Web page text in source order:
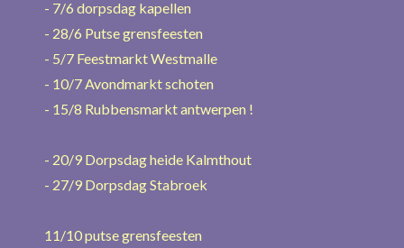
- 7/6 dorpsdag kapellen
- 28/6 Putse grensfeesten
- 5/7 Feestmarkt Westmalle
- 10/7 Avondmarkt schoten
- 15/8 Rubbensmarkt antwerpen !
- 20/9 Dorpsdag heide Kalmthout
- 27/9 Dorpsdag Stabroek
11/10 putse grensfeesten